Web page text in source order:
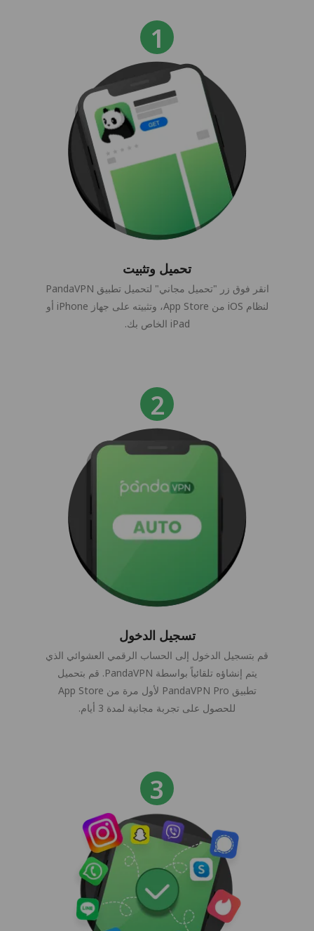
تحميل وتثبيت
انقر فوق زر "تحميل مجاني" لتحميل تطبيق PandaVPN
لنظام iOS من App Store، وتثبيته على جهاز iPhone أو
iPad الخاص بك.
تسجيل الدخول
قم بتسجيل الدخول إلى الحساب الرقمي العشوائي الذي
يتم إنشاؤه تلقائياً بواسطة PandaVPN. قم بتحميل
تطبيق PandaVPN Pro لأول مرة من App Store
للحصول على تجربة مجانية لمدة 3 أيام.